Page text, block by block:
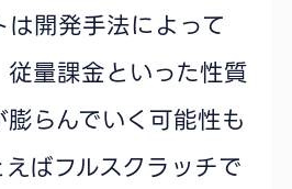
開発手法によって
量課金といった性質
らんでいく可能性も
ばフルスクラッチで